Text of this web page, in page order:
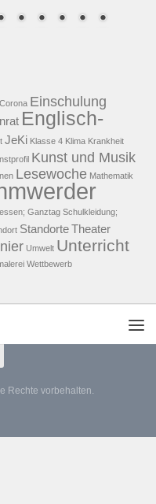
Corona Einschulung
Englisch-
JeKi Klasse 4 Klima Krankheit
Kunst und Musik
Lesewoche Mathematik
Ganztag Schulkleidung;
StandorteTheater
Umwelt Unterricht
Wettbewerb
Rechte vorbehalten.